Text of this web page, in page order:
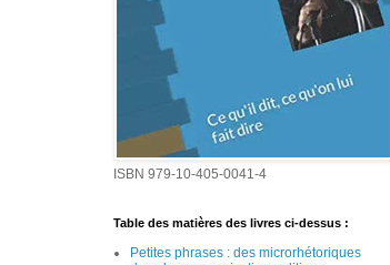
ISBN 979-10-405-0041-4
Table des matières des livres ci-dessus :
Petites phrases : des microrhétoriques